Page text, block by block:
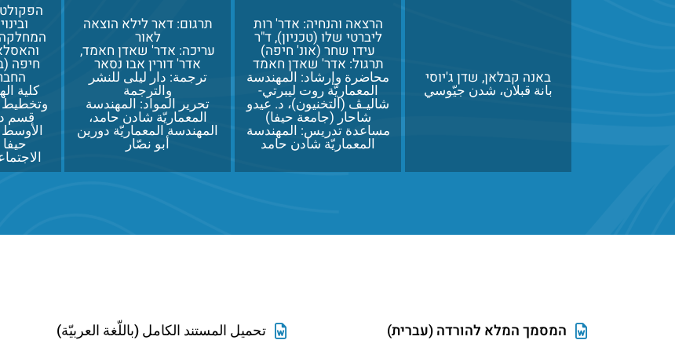
באנה קבלאן, שדן ג'יוסי
بانة قبلان، شدن جيّوسي
הרצאה והנחיה: אדר' רות
ליברטי שלו (טכניון), ד"ר
עידו שחר (אונ' חיפה)
תרגול: אדר' שאדן חאמד
محاضرة وإرشاد: المهندسة
المعماريّة روت ليبرتي-
شاليـڤ (التخنيون)، د. عيدو
شاحار (جامعة حيفا)
مساعدة تدريس: المهندسة
المعماريّة شادن حامد
תרגום: דאר לילא הוצאה
לאור
עריכה: אדר' שאדן חאמד,
אדר' דורין אבו נסאר
ترجمة: دار ليلى للنشر
والترجمة
تحرير المواد: المهندسة
المعماريّة شادن حامد،
المهندسة المعماريّة دورين
أبو نصّار
חיפה
كلية
وتخطيط
قسم
الأوسط
המסמך המלא להורדה (עברית) تحميل المستند الكامل (باللّغة العربيّة)